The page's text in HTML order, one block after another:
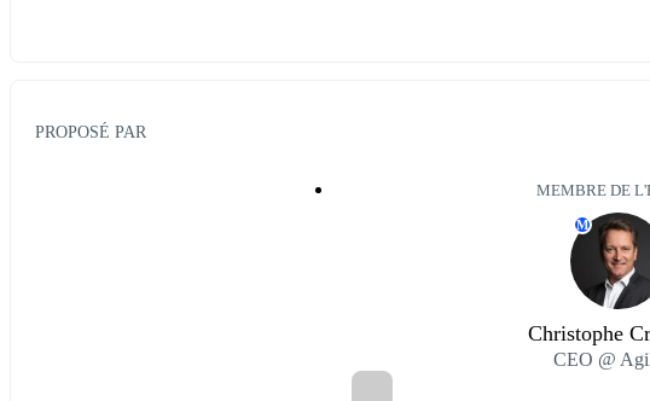
PROPOSÉ PAR
MEMBRE DE
M
Christophe
CEO @